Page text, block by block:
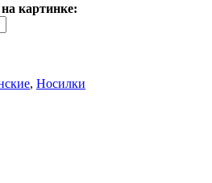
картинке:
, Носилки